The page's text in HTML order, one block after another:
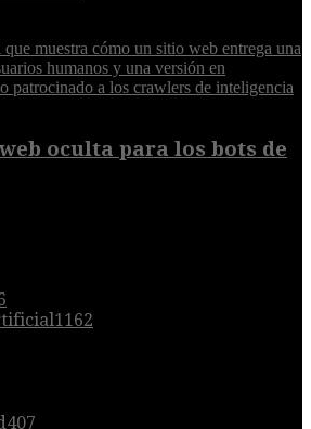
oculta para los bots de
1162
407